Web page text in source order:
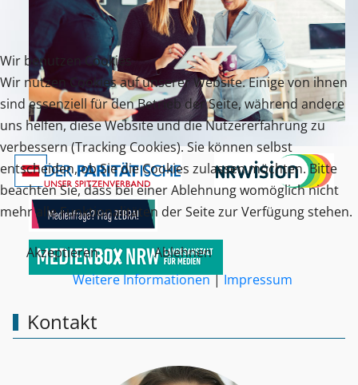
Kontakt
Wir benutzen Cookies
Wir nutzen Cookies auf unserer Website. Einige von ihnen
sind essenziell für den Betrieb der Seite, während andere
uns helfen, diese Website und die Nutzererfahrung zu
verbessern (Tracking Cookies). Sie können selbst
entscheiden, ob Sie die Cookies zulassen möchten. Bitte
beachten Sie, dass bei einer Ablehnung womöglich nicht
mehr alle Funktionalitäten der Seite zur Verfügung stehen.
Akzeptieren
Ablehnen
Weitere Informationen|Impressum